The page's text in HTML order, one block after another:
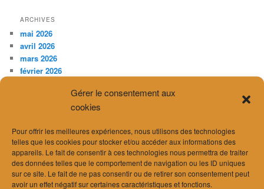
Gérer le consentement aux
cookies
Pour offrir les meilleures expériences, nous utilisons des technologies
telles que les cookies pour stocker et/ou accéder aux informations des
appareils. Le fait de consentir à ces technologies nous permettra de traiter
des données telles que le comportement de navigation ou les ID uniques
sur ce site. Le fait de ne pas consentir ou de retirer son consentement peut
avoir un effet négatif sur certaines caractéristiques et fonctions.
ARCHIVES
mai 2026
avril 2026
mars 2026
février 2026
décembre 2025
novembre 2025
juillet 2025
avril 2025
février 2025
décembre 2024
novembre 2024